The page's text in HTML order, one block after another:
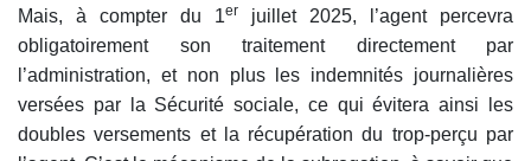
Mais, à compter du 1er
juillet 2025, l’agent percevra
obligatoirement son traitement directement par
l’administration, et non plus les indemnités journalières
versées par la Sécurité sociale, ce qui évitera ainsi les
doubles versements et la récupération du trop-perçu par